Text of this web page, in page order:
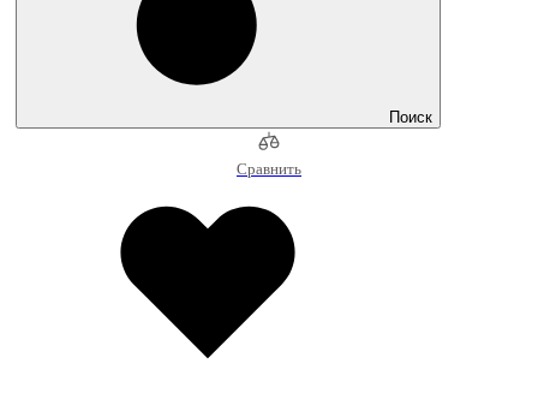
Поиск
Сравнить